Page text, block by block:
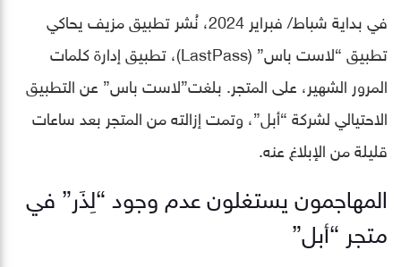
في بداية شباط/ فبراير 2024، نُشر تطبيق مزيف يحاكي
تطبيق “لاست باس” (LastPass)، تطبيق إدارة كلمات
المرور الشهير، على المتجر. بلغت”لاست باس” عن التطبيق
الاحتيالي لشركة “أبل”، وتمت إزالته من المتجر بعد ساعات
قليلة من الإبلاغ عنه.
المهاجمون يستغلون عدم وجود “لِذَر” في
متجر “أبل”